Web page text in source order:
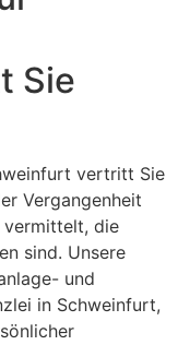
Sie
vertritt Sie
Vergangenheit
vermittelt, die
sind. Unsere
und
in Schweinfurt,